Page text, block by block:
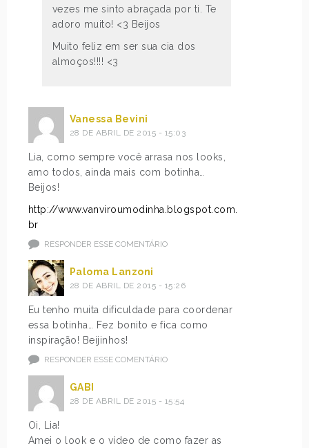
vezes me sinto abraçada por ti. Te
adoro muito! <3 Beijos
Muito feliz em ser sua cia dos
almoços!!!! <3
Vanessa Bevini
28 DE ABRIL DE 2015 - 15:03
Lia, como sempre você arrasa nos looks,
amo todos, ainda mais com botinha…
Beijos!
http://www.vanviroumodinha.blogspot.com.
br
RESPONDER ESSE COMENTÁRIO
Paloma Lanzoni
28 DE ABRIL DE 2015 - 15:26
Eu tenho muita dificuldade para coordenar
essa botinha… Fez bonito e fica como
inspiração! Beijinhos!
RESPONDER ESSE COMENTÁRIO
GABI
28 DE ABRIL DE 2015 - 15:54
Oi, Lia!
Amei o look e o vídeo de como fazer as